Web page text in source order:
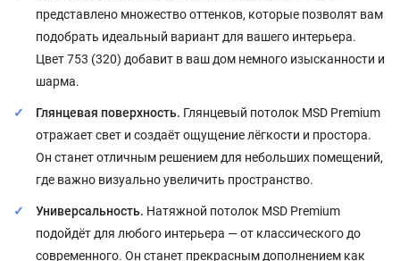
представлено множество оттенков, которые позволят вам
подобрать идеальный вариант для вашего интерьера.
Цвет 753 (320) добавит в ваш дом немного изысканности и
шарма.
Глянцевая поверхность. Глянцевый потолок MSD Premium
отражает свет и создаёт ощущение лёгкости и простора.
Он станет отличным решением для небольших помещений,
где важно визуально увеличить пространство.
Универсальность. Натяжной потолок MSD Premium
подойдёт для любого интерьера — от классического до
современного. Он станет прекрасным дополнением как